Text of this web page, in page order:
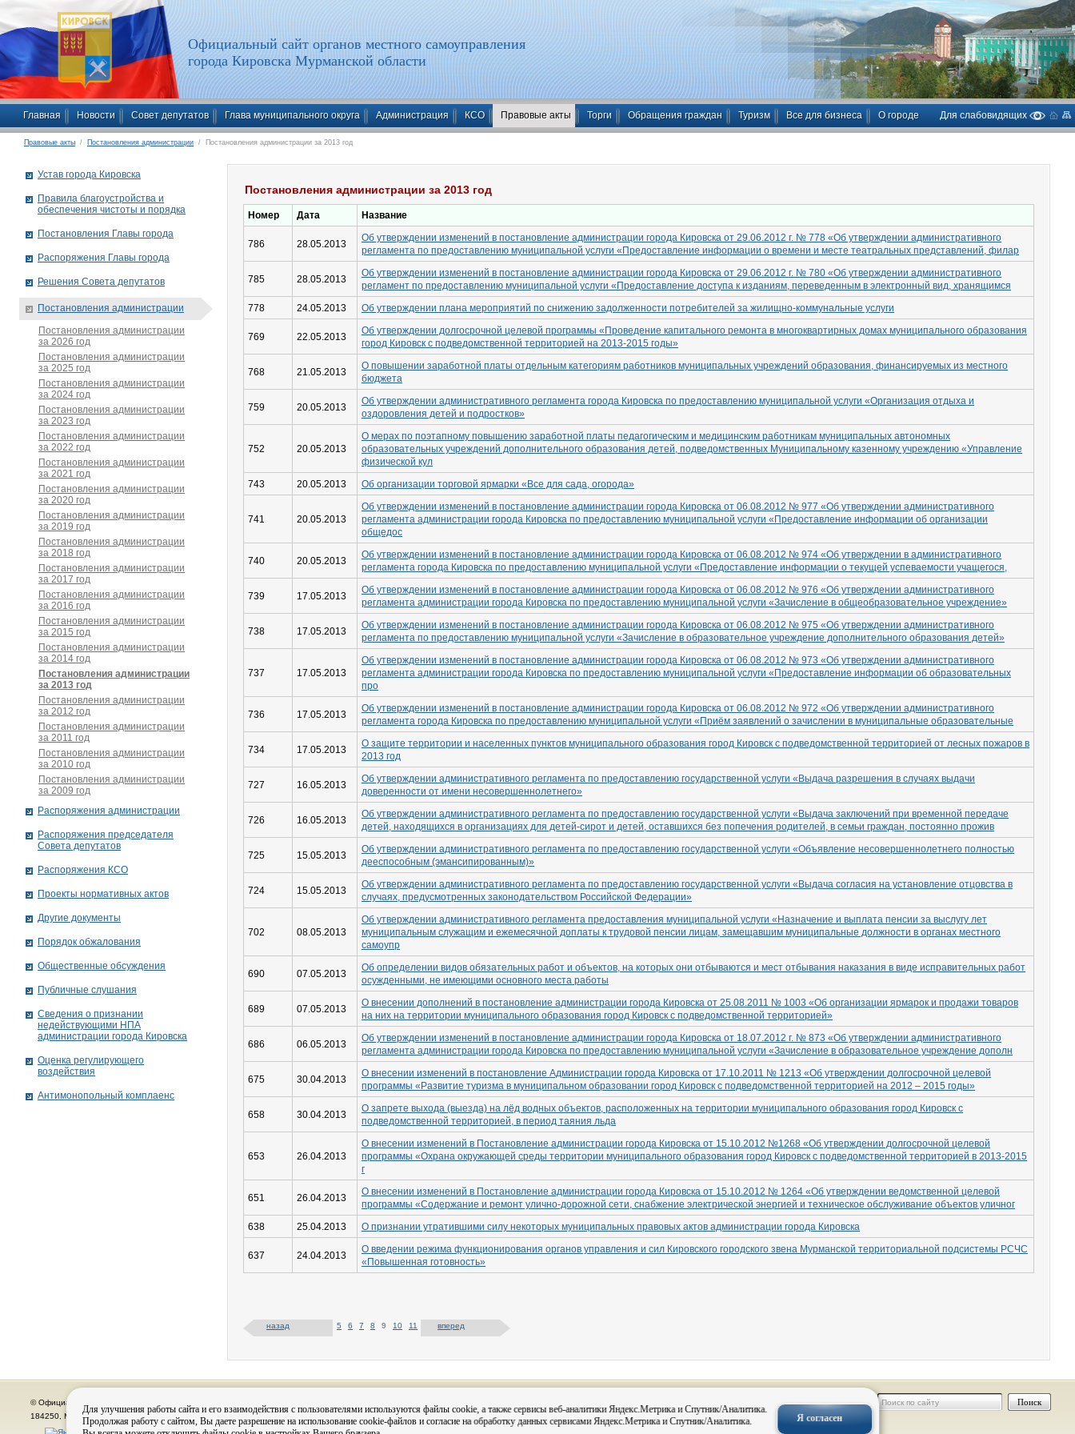
Для улучшения работы сайта и его взаимодействия с пользователями используются файлы cookie, а также сервисы веб-аналитики Яндекс.Метрика и Спутник/Аналитика.
Продолжая работу с сайтом, Вы даете разрешение на использование cookie-файлов и согласие на обработку данных сервисами Яндекс.Метрика и Спутник/Аналитика.
Я согласен
Официальный сайт органов местного самоуправления
города Кировска Мурманской области
Главная Новости Совет депутатов Глава муниципального округа Администрация КСО Правовые акты Торги Обращения граждан Туризм Все для бизнеса О городе Для слабовидящих
Правовые акты / Постановления администрации / Постановления администрации за 2013 год
Постановления администрации за 2013 год
Номер Дата Название
786 28.05.2013
Об утверждении изменений в постановление администрации города Кировска от 29.06.2012 г. № 778 «Об утверждении административного
регламента по предоставлению муниципальной услуги «Предоставление информации о времени и месте театральных представлений, филар
785 28.05.2013
Об утверждении изменений в постановление администрации города Кировска от 29.06.2012 г. № 780 «Об утверждении административного
регламент по предоставлению муниципальной услуги «Предоставление доступа к изданиям, переведенным в электронный вид, хранящимся
778
24.05.2013 Об утверждении плана мероприятий по снижению задолженности потребителей за жилищно-коммунальные услуги
769 22.05.2013
Об утверждении долгосрочной целевой программы «Проведение капитального ремонта в многоквартирных домах муниципального образования
город Кировск с подведомственной территорией на 2013-2015 годы»
768 21.05.2013
О повышении заработной платы отдельным категориям работников муниципальных учреждений образования, финансируемых из местного
бюджета
759 20.05.2013
Об утверждении административного регламента города Кировска по предоставлению муниципальной услуги «Организация отдыха и
оздоровления детей и подростков»
752 20.05.2013
О мерах по поэтапному повышению заработной платы педагогическим и медицинским работникам муниципальных автономных
образовательных учреждений дополнительного образования детей, подведомственных Муниципальному казенному учреждению «Управление
физической кул
743
20.05.2013 Об организации торговой ярмарки «Все для сада, огорода»
741 20.05.2013
Об утверждении изменений в постановление администрации города Кировска от 06.08.2012 № 977 «Об утверждении административного
регламента администрации города Кировска по предоставлению муниципальной услуги «Предоставление информации об организации
общедос
740 20.05.2013
Об утверждении изменений в постановление администрации города Кировска от 06.08.2012 № 974 «Об утверждении в административного
регламента города Кировска по предоставлению муниципальной услуги «Предоставление информации о текущей успеваемости учащегося,
739 17.05.2013
Об утверждении изменений в постановление администрации города Кировска от 06.08.2012 № 976 «Об утверждении административного
регламента администрации города Кировска по предоставлению муниципальной услуги «Зачисление в общеобразовательное учреждение»
738 17.05.2013
Об утверждении изменений в постановление администрации города Кировска от 06.08.2012 № 975 «Об утверждении административного
регламента по предоставлению муниципальной услуги «Зачисление в образовательное учреждение дополнительного образования детей»
737 17.05.2013
Об утверждении изменений в постановление администрации города Кировска от 06.08.2012 № 973 «Об утверждении административного
регламента администрации города Кировска по предоставлению муниципальной услуги «Предоставление информации об образовательных
про
736 17.05.2013
Об утверждении изменений в постановление администрации города Кировска от 06.08.2012 № 972 «Об утверждении административного
регламента города Кировска по предоставлению муниципальной услуги «Приём заявлений о зачислении в муниципальные образовательные
734 17.05.2013
О защите территории и населенных пунктов муниципального образования город Кировск с подведомственной территорией от лесных пожаров в
2013 год
727 16.05.2013
Об утверждении административного регламента по предоставлению государственной услуги «Выдача разрешения в случаях выдачи
доверенности от имени несовершеннолетнего»
726 16.05.2013
Об утверждении административного регламента по предоставлению государственной услуги «Выдача заключений при временной передаче
детей, находящихся в организациях для детей-сирот и детей, оставшихся без попечения родителей, в семьи граждан, постоянно прожив
725 15.05.2013
Об утверждении административного регламента по предоставлению государственной услуги «Объявление несовершеннолетнего полностью
дееспособным (эмансипированным)»
724 15.05.2013
Об утверждении административного регламента по предоставлению государственной услуги «Выдача согласия на установление отцовства в
случаях, предусмотренных законодательством Российской Федерации»
702 08.05.2013
Об утверждении административного регламента предоставления муниципальной услуги «Назначение и выплата пенсии за выслугу лет
муниципальным служащим и ежемесячной доплаты к трудовой пенсии лицам, замещавшим муниципальные должности в органах местного
самоупр
690 07.05.2013
Об определении видов обязательных работ и объектов, на которых они отбываются и мест отбывания наказания в виде исправительных работ
осужденными, не имеющими основного места работы
689 07.05.2013
О внесении дополнений в постановление администрации города Кировска от 25.08.2011 № 1003 «Об организации ярмарок и продажи товаров
на них на территории муниципального образования город Кировск с подведомственной территорией»
686 06.05.2013
Об утверждении изменений в постановление администрации города Кировска от 18.07.2012 г. № 873 «Об утверждении административного
регламента администрации города Кировска по предоставлению муниципальной услуги «Зачисление в образовательное учреждение дополн
675 30.04.2013
О внесении изменений в постановление Администрации города Кировска от 17.10.2011 № 1213 «Об утверждении долгосрочной целевой
программы «Развитие туризма в муниципальном образовании город Кировск с подведомственной территорией на 2012 – 2015 годы»
658 30.04.2013
О запрете выхода (выезда) на лёд водных объектов, расположенных на территории муниципального образования город Кировск с
подведомственной территорией, в период таяния льда
653 26.04.2013
О внесении изменений в Постановление администрации города Кировска от 15.10.2012 №1268 «Об утверждении долгосрочной целевой
программы «Охрана окружающей среды территории муниципального образования город Кировск с подведомственной территорией в 2013-2015
г
651 26.04.2013
О внесении изменений в Постановление администрации города Кировска от 15.10.2012 № 1264 «Об утверждении ведомственной целевой
программы «Содержание и ремонт улично-дорожной сети, снабжение электрической энергией и техническое обслуживание объектов уличног
638
25.04.2013 О признании утратившими силу некоторых муниципальных правовых актов администрации города Кировска
637 24.04.2013
О введении режима функционирования органов управления и сил Кировского городского звена Мурманской территориальной подсистемы РСЧС
«Повышенная готовность»
назад 5 6 7 8 9 10 11 вперед
Устав города Кировска
Правила благоустройства и
обеспечения чистоты и порядка
Постановления Главы города
Распоряжения Главы города
Решения Совета депутатов
Постановления администрации
Постановления администрации
за 2026 год
Постановления администрации
за 2025 год
Постановления администрации
за 2024 год
Постановления администрации
за 2023 год
Постановления администрации
за 2022 год
Постановления администрации
за 2021 год
Постановления администрации
за 2020 год
Постановления администрации
за 2019 год
Постановления администрации
за 2018 год
Постановления администрации
за 2017 год
Постановления администрации
за 2016 год
Постановления администрации
за 2015 год
Постановления администрации
за 2014 год
Постановления администрации
за 2013 год
Постановления администрации
за 2012 год
Постановления администрации
за 2011 год
Постановления администрации
за 2010 год
Постановления администрации
за 2009 год
Распоряжения администрации
Распоряжения председателя
Совета депутатов
Распоряжения КСО
Проекты нормативных актов
Другие документы
Порядок обжалования
Общественные обсуждения
Публичные слушания
Сведения о признании
недействующими НПА
администрации города Кировскa
Оценка регулирующего
воздействия
Антимонопольный комплаенс
© Официальный сайт органов местного самоуправления города Кировска
184250, Мурманская область, г. Кировск, пр. Ленина, д. 16, тел.: (815-31) 98-700
данных в соответствии с 152-ФЗ О персональных данных и
Постановления администрации города Кировска «О персональных
данных в администрации муниципального округа город Кировск